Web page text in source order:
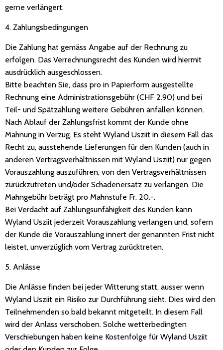
gerne verlängert.
4. Zahlungsbedingungen
Die Zahlung hat gemäss Angabe auf der Rechnung zu
erfolgen. Das Verrechnungsrecht des Kunden wird hiermit
ausdrücklich ausgeschlossen.
Bitte beachten Sie, dass pro in Papierform ausgestellte
Rechnung eine Administrationsgebühr (CHF 2.90) und bei
Teil- und Spätzahlung weitere Gebühren anfallen können.
Nach Ablauf der Zahlungsfrist kommt der Kunde ohne
Mahnung in Verzug. Es steht Wyland Usziit in diesem Fall das
Recht zu, ausstehende Lieferungen für den Kunden (auch in
anderen Vertragsverhältnissen mit Wyland Usziit) nur gegen
Vorauszahlung auszuführen, von den Vertragsverhältnissen
zurückzutreten und/oder Schadenersatz zu verlangen. Die
Mahngebühr beträgt pro Mahnstufe Fr. 20.-.
Bei Verdacht auf Zahlungsunfähigkeit des Kunden kann
Wyland Usziit jederzeit Vorauszahlung verlangen und, sofern
der Kunde die Vorauszahlung innert der genannten Frist nicht
leistet, unverzüglich vom Vertrag zurücktreten.
5. Anlässe
Die Anlässe finden bei jeder Witterung statt, ausser wenn
Wyland Usziit ein Risiko zur Durchführung sieht. Dies wird den
Teilnehmenden so bald bekannt mitgeteilt. In diesem Fall
wird der Anlass verschoben. Solche wetterbedingten
Verschiebungen haben keine Kostenfolge für Wyland Usziit